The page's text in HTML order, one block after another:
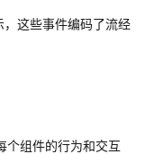
这些事件编码了流经
个组件的行为和交互